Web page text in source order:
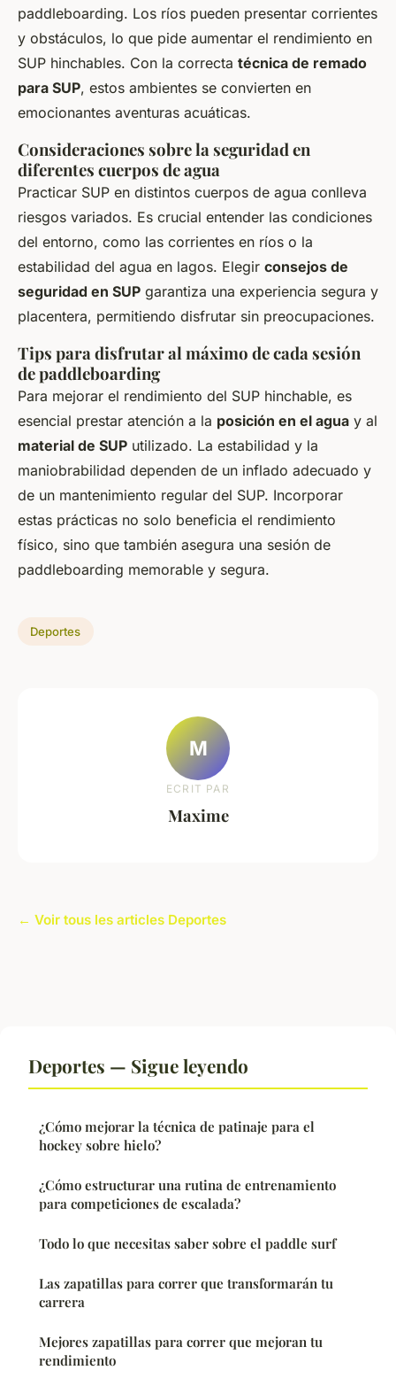
paddleboarding. Los ríos pueden presentar corrientes
y obstáculos, lo que pide aumentar el rendimiento en
SUP hinchables. Con la correcta técnica de remado
para SUP, estos ambientes se convierten en
emocionantes aventuras acuáticas.
Consideraciones sobre la seguridad en
diferentes cuerpos de agua
Practicar SUP en distintos cuerpos de agua conlleva
riesgos variados. Es crucial entender las condiciones
del entorno, como las corrientes en ríos o la
estabilidad del agua en lagos. Elegir consejos de
seguridad en SUP garantiza una experiencia segura y
placentera, permitiendo disfrutar sin preocupaciones.
Tips para disfrutar al máximo de cada sesión
de paddleboarding
Para mejorar el rendimiento del SUP hinchable, es
esencial prestar atención a la posición en el agua y al
material de SUP utilizado. La estabilidad y la
maniobrabilidad dependen de un inflado adecuado y
de un mantenimiento regular del SUP. Incorporar
estas prácticas no solo beneficia el rendimiento
físico, sino que también asegura una sesión de
paddleboarding memorable y segura.
Deportes
M
ECRIT PAR
Maxime
← Voir tous les articles Deportes
Deportes — Sigue leyendo
¿Cómo mejorar la técnica de patinaje para el
hockey sobre hielo?
¿Cómo estructurar una rutina de entrenamiento
para competiciones de escalada?
Todo lo que necesitas saber sobre el paddle surf
Las zapatillas para correr que transformarán tu
carrera
Mejores zapatillas para correr que mejoran tu
rendimiento